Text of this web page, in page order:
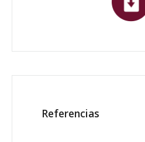
Referencias